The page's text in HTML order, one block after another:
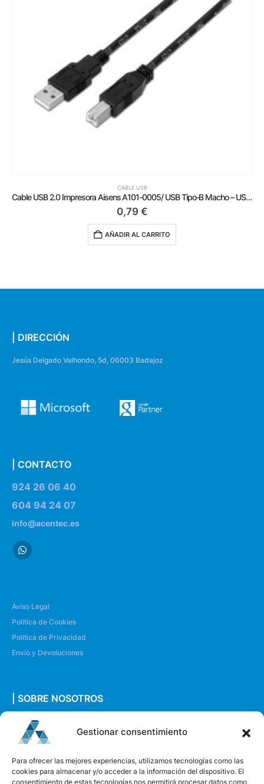
Gestionar consentimiento
Para ofrecer las mejores experiencias, utilizamos tecnologías como las
cookies para almacenar y/o acceder a la información del dispositivo. El
consentimiento de estas tecnologías nos permitirá procesar datos como
CABLE USB
Cable USB 2.0 Impresora Aisens A101-0005/ USB Tipo-B Macho – USB Macho/ Hasta 2.5W/ 60Mbps/ 1m/ Negro
0,79 €
AÑADIR AL CARRITO
| DIRECCIÓN
Jesús Delgado Valhondo, 5d, 06003 Badajoz
| CONTACTO
924 26 06 40
604 94 24 07
info@acentec.es
Aviso Legal
Política de Cookies
Política de Privacidad
Envío y Devoluciones
| SOBRE NOSOTROS
Quiénes somos
Envíanos un mensaje